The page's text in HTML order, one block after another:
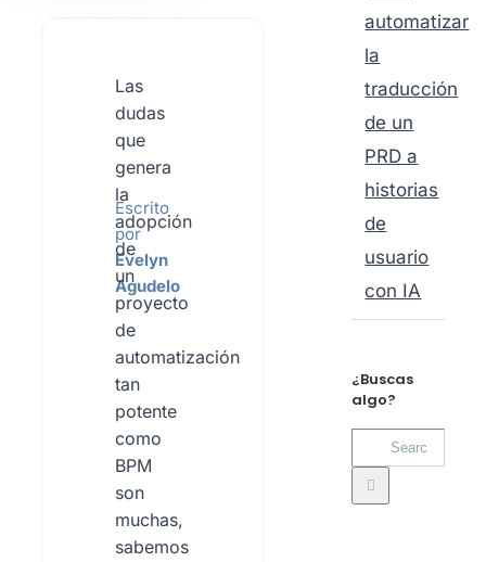
Escrito
por
Evelyn
Agudelo
Las
dudas
que
genera
la
adopción
de
un
proyecto
de
automatización
tan
potente
como
BPM
son
muchas,
sabemos
automatizar
la
traducción
de un
PRD a
historias
de
usuario
con IA
¿Buscas
algo?
Search
for: